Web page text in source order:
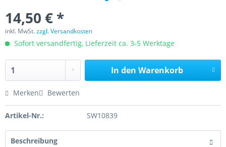
14,50 € *
inkl. MwSt.zzgl. Versandkosten
Sofort versandfertig, Lieferzeit ca. 3-5 Werktage
In den Warenkorb
Merken Bewerten
Artikel-Nr.: SW10839
Beschreibung